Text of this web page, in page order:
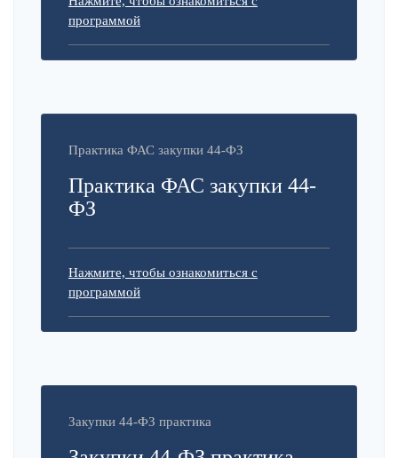
программой
Практика ФАС закупки 44-ФЗ
Практика ФАС закупки 44-
ФЗ
Нажмите, чтобы ознакомиться с
программой
Закупки 44-ФЗ практика